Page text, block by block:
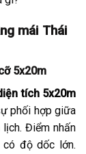
mái Thái
5x20m
tích 5x20m
phối hợp giữa
Điểm nhấn
độ dốc lớn.